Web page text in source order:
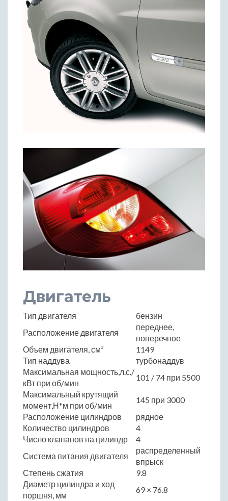
Двигатель
Тип двигателя
бензин
Расположение двигателя
переднее,
поперечное
Объем двигателя, см³
1149
Тип наддува
турбонаддув
Максимальная мощность,л.с./
кВт при об/мин
101 / 74 при 5500
Максимальный крутящий
момент,Н*м при об/мин
145 при 3000
Расположение цилиндров
рядное
Количество цилиндров
4
Число клапанов на цилиндр
4
Система питания двигателя
распределенный
впрыск
Степень сжатия
9.8
Диаметр цилиндра и ход
поршня, мм
69 × 76.8